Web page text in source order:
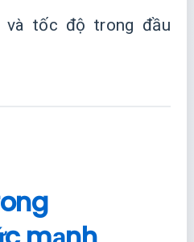
và tốc độ trong đầu